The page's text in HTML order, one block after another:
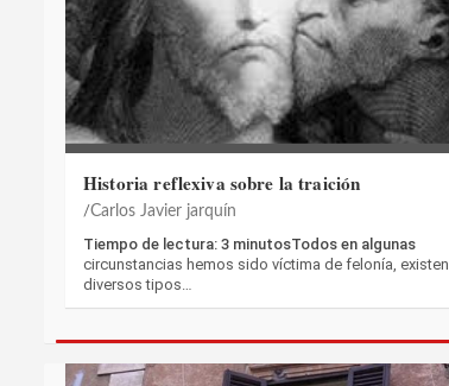
Historia reflexiva sobre la traición
Carlos Javier jarquín
Tiempo de lectura: 3 minutosTodos en algunas
circunstancias hemos sido víctima de felonía, existen
diversos tipos…